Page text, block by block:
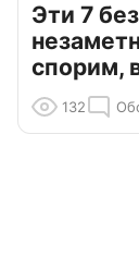
Эти 7
спорим,
132